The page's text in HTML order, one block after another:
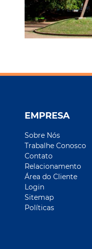
EMPRESA
Sobre Nós
Trabalhe Conosco
Contato
Relacionamento
Área do Cliente
Login
Sitemap
Políticas